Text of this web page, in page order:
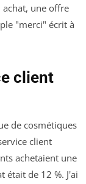
achat, une offre
"merci" écrit à
client
de cosmétiques
client
achetaient une
était de 12 %. J'ai